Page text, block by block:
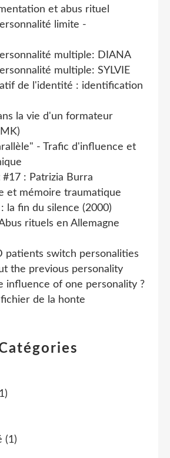
(1)
et abus rituel
limite -
multiple: DIANA
multiple: SYLVIE
de l'identité : identification
la vie d'un formateur
- Trafic d'influence et
: Patrizia Burra
et mémoire traumatique
la fin du silence (2000)
rituels en Allemagne
patients switch personalities
the previous personality
influence of one personality ?
de la honte